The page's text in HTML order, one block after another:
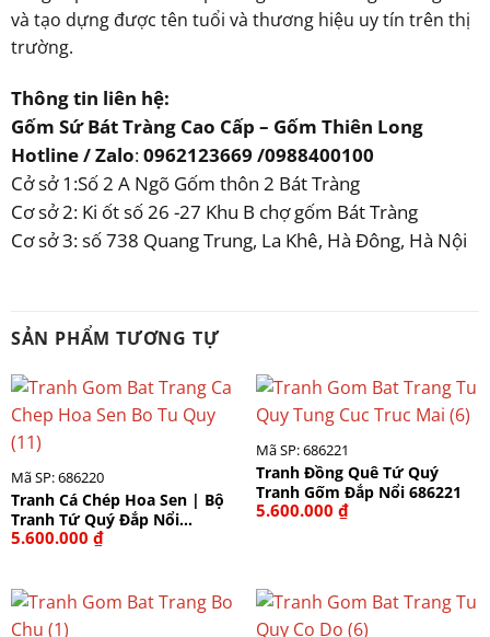
và tạo dựng được tên tuổi và thương hiệu uy tín trên thị
trường.
Thông tin liên hệ:
Gốm Sứ Bát Tràng Cao Cấp – Gốm Thiên Long
Hotline / Zalo:0962123669 /0988400100
Cở sở 1:Số 2 A Ngõ Gốm thôn 2 Bát Tràng
Cơ sở 2: Ki ốt số 26 -27 Khu B chợ gốm Bát Tràng
Cơ sở 3: số 738 Quang Trung, La Khê, Hà Đông, Hà Nội
SẢN PHẨM TƯƠNG TỰ
Mã SP: 686220
Tranh Cá Chép Hoa Sen | Bộ
Tranh Tứ Quý Đắp Nổi
686220
5.600.000 ₫
Mã SP: 686221
Tranh Đồng Quê Tứ Quý
Tranh Gốm Đắp Nổi 686221
5.600.000 ₫